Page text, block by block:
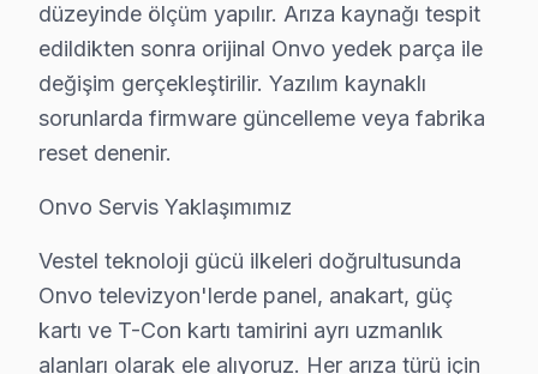
Küçükçekmece bölgesinde Onvo televizyonlarınız için
Küçükçekmece'de Onvo Servis Ne Kadar?
Küçükçekmece'de Onvo görüntüleme sistemi arıza
Küçükçekmece arıza türüne göre tamir bedelleri
• T-Con kartı değişimi: ₺350 – ₺900
• Kapasitör değişimi (anakart): ₺250 – ₺600
• Ses kartı/hoparlör tamiri: ₺300 – ₺700
• Panel (ekran) değişimi: ₺1.500 – ₺8.000 (boyut ve
düzeyinde ölçüm yapılır. Arıza kaynağı tespit
edildikten sonra orijinal Onvo yedek parça ile
değişim gerçekleştirilir. Yazılım kaynaklı
sorunlarda firmware güncelleme veya fabrika
reset denenir.
Onvo Servis Yaklaşımımız
Vestel teknoloji gücü ilkeleri doğrultusunda
Onvo televizyon'lerde panel, anakart, güç
kartı ve T-Con kartı tamirini ayrı uzmanlık
alanları olarak ele alıyoruz. Her arıza türü için